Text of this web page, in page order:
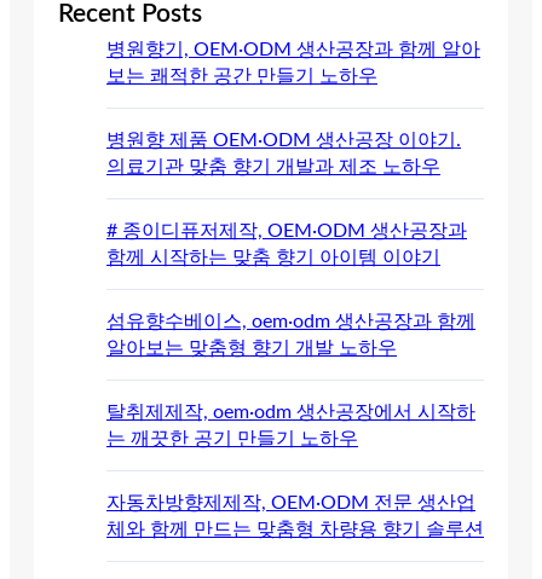
Recent Posts
병원향기, OEM·ODM 생산공장과 함께 알아
보는 쾌적한 공간 만들기 노하우
병원향 제품 OEM·ODM 생산공장 이야기.
의료기관 맞춤 향기 개발과 제조 노하우
# 종이디퓨저제작, OEM·ODM 생산공장과
함께 시작하는 맞춤 향기 아이템 이야기
섬유향수베이스, oem·odm 생산공장과 함께
알아보는 맞춤형 향기 개발 노하우
탈취제제작, oem·odm 생산공장에서 시작하
는 깨끗한 공기 만들기 노하우
자동차방향제제작, OEM·ODM 전문 생산업
체와 함께 만드는 맞춤형 차량용 향기 솔루션